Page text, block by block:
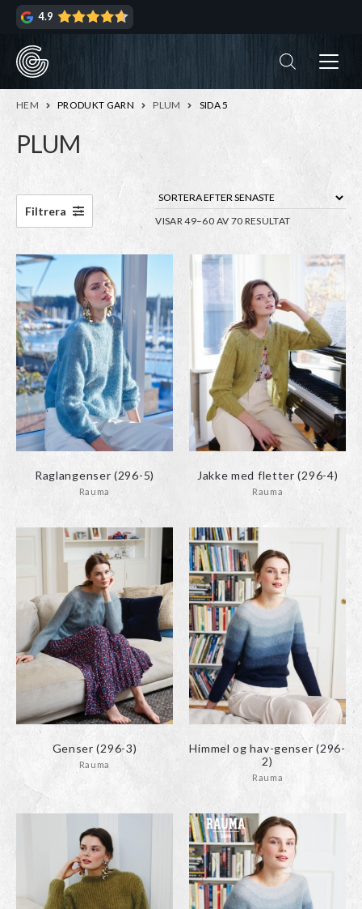
Hoppa
navigering
Hoppa
innehåll
4.9
HEM PRODUKT GARN PLUM SIDA 5
PLUM
VISAR 49–60 AV 70 RESULTATSORTERA
Filtrera
Raglangenser (296-5)
Rauma
Jakke med fletter (296-4)
Rauma
Genser (296-3)
Rauma
Himmel og hav-genser (296-
2)
Rauma